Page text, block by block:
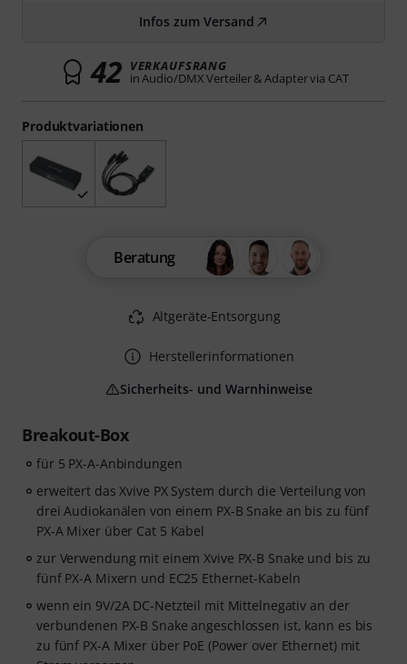
Breakout-Box
für 5 PX-A-Anbindungen
erweitert das Xvive PX System durch die Verteilung von
drei Audiokanälen von einem PX-B Snake an bis zu fünf
PX-A Mixer über Cat 5 Kabel
zur Verwendung mit einem Xvive PX-B Snake und bis zu
fünf PX-A Mixern und EC25 Ethernet-Kabeln
wenn ein 9V/2A DC-Netzteil mit Mittelnegativ an der
verbundenen PX-B Snake angeschlossen ist, kann es bis
zu fünf PX-A Mixer über PoE (Power over Ethernet) mit
Produktvariationen
Infos zum Versand
42 VERKAUFSRANG
in Audio/DMX Verteiler & Adapter via CAT
Beratung
Altgeräte-Entsorgung
Herstellerinformationen
Sicherheits- und Warnhinweise